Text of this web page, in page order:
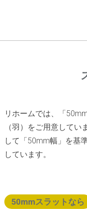
リホームでは、「
（羽）をご用意して
して「50mm幅」を基
しています。
50mmスラットなら